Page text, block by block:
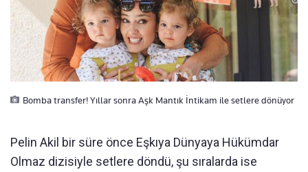
Bomba transfer! Yıllar sonra Aşk Mantık İntikam ile setlere dönüyor
Pelin Akil bir süre önce Eşkıya Dünyaya Hükümdar
Olmaz dizisiyle setlere döndü, şu sıralarda ise